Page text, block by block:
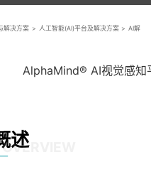
解决方案 > 人工智能(AI)平台及解决方案 > AI解
AlphaMind® AI视觉感知
述